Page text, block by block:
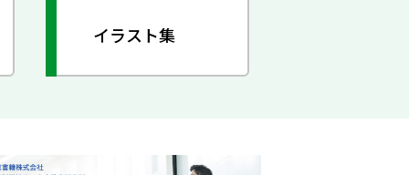
イラスト集